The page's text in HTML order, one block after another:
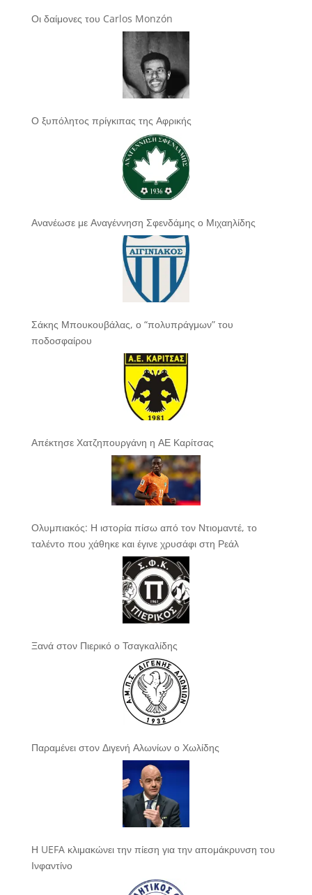
Οι δαίμονες του Carlos Monzón
Ο ξυπόλητος πρίγκιπας της Αφρικής
Ανανέωσε με Αναγέννηση Σφενδάμης ο Μιχαηλίδης
Σάκης Μπουκουβάλας, ο “πολυπράγμων” του
ποδοσφαίρου
Απέκτησε Χατζηπουργάνη η ΑΕ Καρίτσας
Ολυμπιακός: Η ιστορία πίσω από τον Ντιομαντέ, το
ταλέντο που χάθηκε και έγινε χρυσάφι στη Ρεάλ
Ξανά στον Πιερικό ο Τσαγκαλίδης
Παραμένει στον Διγενή Αλωνίων ο Χωλίδης
Η UEFA κλιμακώνει την πίεση για την απομάκρυνση του
Ινφαντίνο